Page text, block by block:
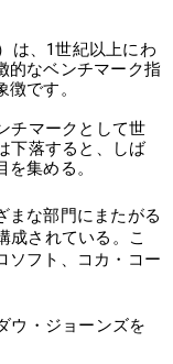
は、1世紀以上にわ
的なベンチマーク指
です。
チマークとして世
下落すると、しば
集める。
まな部門にまたがる
成されている。こ
ソフト、コカ・コー
ウ・ジョーンズを